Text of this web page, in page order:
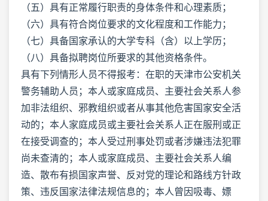
（五）具有正常履行职责的身体条件和心理素质；
（六）具有符合岗位要求的文化程度和工作能力；
（七）具备国家承认的大学专科（含）以上学历；
（八）具备拟聘岗位所要求的其他资格条件。
具有下列情形人员不得报考：在职的天津市公安机关
警务辅助人员；本人或家庭成员、主要社会关系人参
加非法组织、邪教组织或者从事其他危害国家安全活
动的；本人家庭成员或主要社会关系人正在服刑或正
在接受调查的；本人受过刑事处罚或者涉嫌违法犯罪
尚未查清的；本人或家庭成员、主要社会关系人编
造、散布有损国家声誉、反对党的理论和路线方针政
策、违反国家法律法规信息的；本人曾因吸毒、嫖